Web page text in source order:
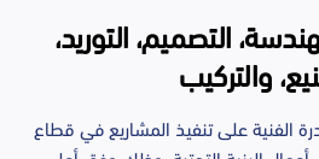
التصميم، التوريد،
والتركيب
الفنية على تنفيذ المشاريع في قطاع